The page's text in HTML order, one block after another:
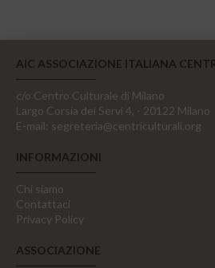
AIC ASSOCIAZIONE ITALIANA
c/o Centro Culturale di Milano
Largo Corsia dei Servi 4, - 20122 Milano
E-mail: segreteria@centriculturali.org
INFORMAZIONI
Chi siamo
Contattaci
Privacy Policy
ASSOCIAZIONE